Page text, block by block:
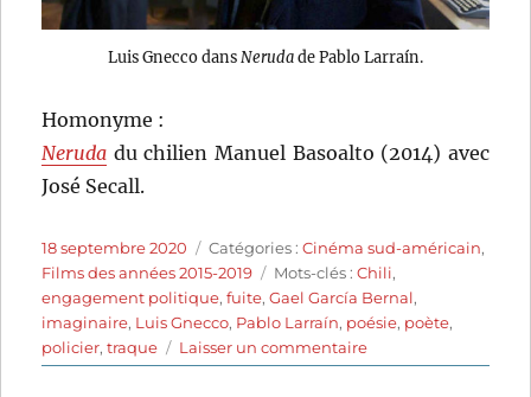
Luis Gnecco dans Nerudade Pablo Larraín.
Homonyme :
Neruda du chilien Manuel Basoalto (2014) avec
José Secall.
Publié
le
18 septembre 2020 Catégories
Catégories :Cinéma sud-américain,
Films des années 2015-2019
Étiquettes
Mots-clés :Chili,
engagement politique,fuite,Gael García Bernal,
imaginaire, Luis Gnecco, Pablo Larraín, poésie, poète,
policier,traque Laisser un commentairesur
Neruda